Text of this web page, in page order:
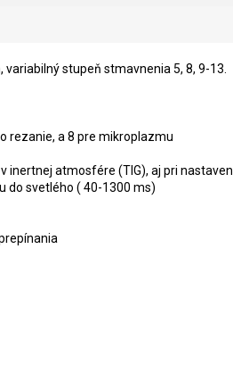
stupeň stmavnenia 5, 8, 9-13.
rezanie, a 8 pre mikroplazmu
atmosfére (TIG), aj pri
do svetlého ( 40-1300 ms)